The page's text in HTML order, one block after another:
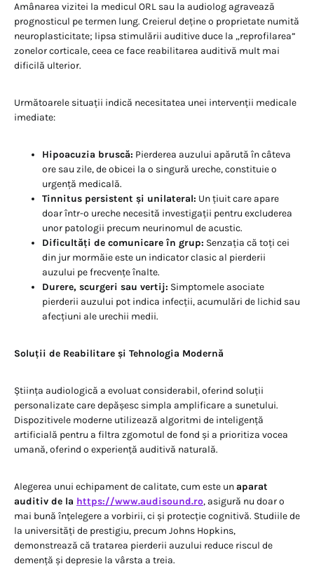
Amânarea vizitei la medicul ORL sau la audiolog agravează
prognosticul pe termen lung. Creierul deține o proprietate numită
neuroplasticitate; lipsa stimulării auditive duce la „reprofilarea”
zonelor corticale, ceea ce face reabilitarea auditivă mult mai
dificilă ulterior.
Următoarele situații indică necesitatea unei intervenții medicale
imediate:
Hipoacuzia bruscă: Pierderea auzului apărută în câteva
ore sau zile, de obicei la o singură ureche, constituie o
urgență medicală.
Tinnitus persistent și unilateral: Un țiuit care apare
doar într-o ureche necesită investigații pentru excluderea
unor patologii precum neurinomul de acustic.
Dificultăți de comunicare în grup: Senzația că toți cei
din jur mormăie este un indicator clasic al pierderii
auzului pe frecvențe înalte.
Durere, scurgeri sau vertij: Simptomele asociate
pierderii auzului pot indica infecții, acumulări de lichid sau
afecțiuni ale urechii medii.
Soluții de Reabilitare și Tehnologia Modernă
Știința audiologică a evoluat considerabil, oferind soluții
personalizate care depășesc simpla amplificare a sunetului.
Dispozitivele moderne utilizează algoritmi de inteligență
artificială pentru a filtra zgomotul de fond și a prioritiza vocea
umană, oferind o experiență auditivă naturală.
Alegerea unui echipament de calitate, cum este unaparat
auditiv de la https://www.audisound.ro, asigură nu doar o
mai bună înțelegere a vorbirii, ci și protecție cognitivă. Studiile de
la universități de prestigiu, precum Johns Hopkins,
demonstrează că tratarea pierderii auzului reduce riscul de
demență și depresie la vârsta a treia.